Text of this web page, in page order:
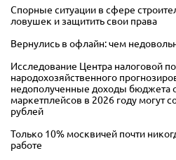
Спорные ситуации в сфере
ловушек и защитить свои права
Вернулись в офлайн: чем
Исследование Центра налоговой
народохозяйственного
недополученные доходы бюджета
маркетплейсов в 2026 году могут
рублей
Только 10% москвичей почти
работе